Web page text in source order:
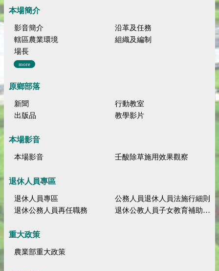
本場簡介
影音簡介
沿革及任務
轄區農業環境
組織及編制
場長
more
原鄉部落
新聞
行動教室
出版品
教學影片
本場影音
本場影音 壬酸除草施用效果觀察
退休人員專區
退休人員專區
公務人員退休人員法施行細則
退休公務人員再任職務
退休公教人員子女教育補助規定
重大政策
農業部重大政策